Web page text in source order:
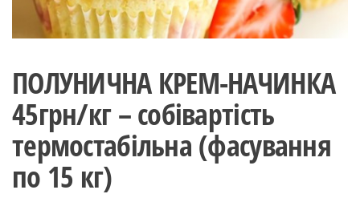
ПОЛУНИЧНА КРЕМ-НАЧИНКА
45грн/кг – собівартість
термостабільна (фасування
по 15 кг)